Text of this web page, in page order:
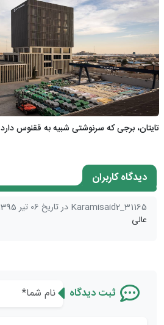
تایتان، برجی که سرنوشتی شبیه به ققنوس دارد
دیدگاه کاربران
Karamisaid2_31165 در تاریخ 06 تیر 1395
عالی
ثبت دیدگاه